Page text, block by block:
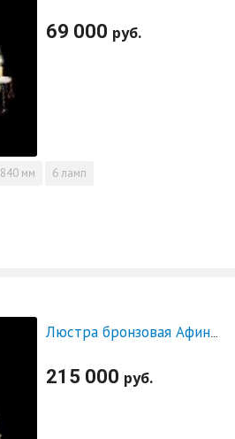
69 000 руб.
840 мм 6 ламп
215 000 руб.